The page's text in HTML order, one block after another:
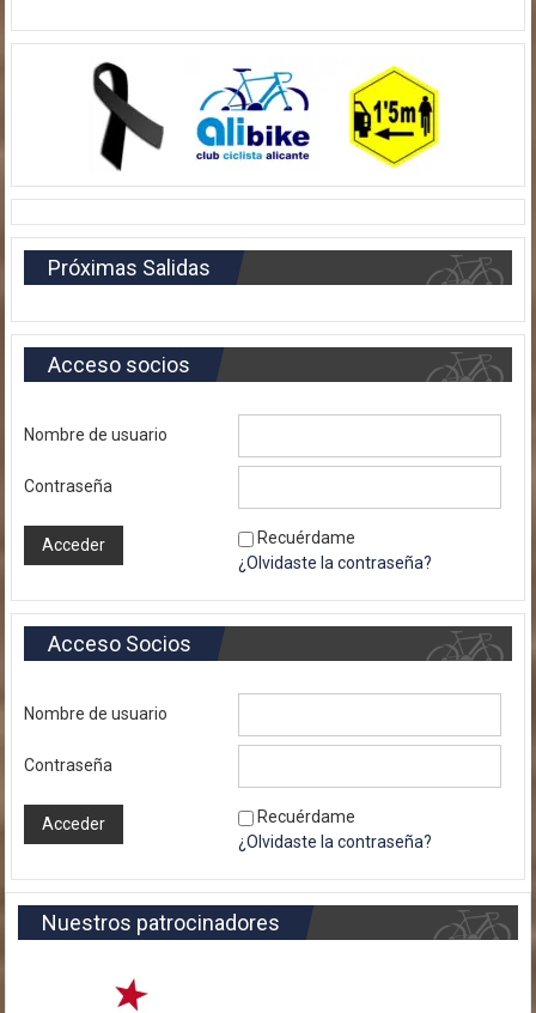
Próximas Salidas
Acceso socios
Nombre de usuario
Contraseña
Recuérdame
¿Olvidaste la contraseña?
Acceso Socios
Nombre de usuario
Contraseña
Recuérdame
¿Olvidaste la contraseña?
Nuestros patrocinadores